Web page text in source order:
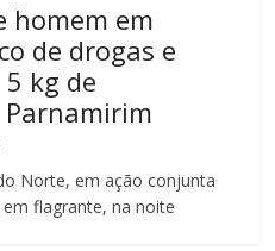
homem em
de drogas e
kg de
Norte, em ação conjunta
flagrante, na noite